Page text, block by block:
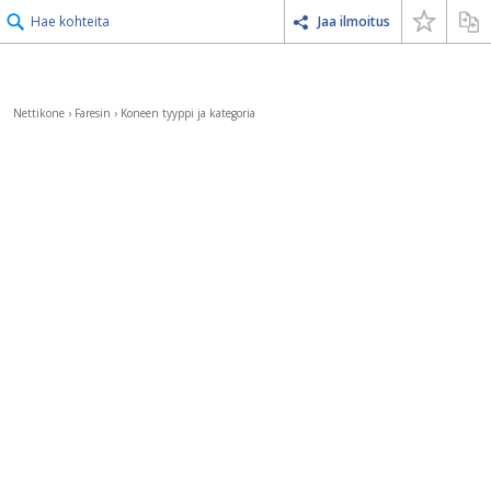
Hae kohteita Jaa ilmoitus
Nettikone › Faresin › Koneen tyyppi ja kategoria